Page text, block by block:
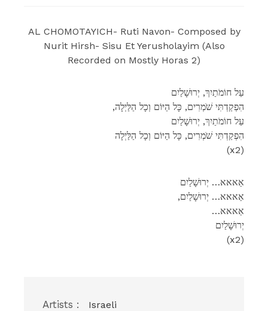
AL CHOMOTAYICH- Ruti Navon- Composed by
Nurit Hirsh- Sisu Et Yerusholayim (Also
Recorded on Mostly Horas 2)
עַל חוֹמֹתַיִךְ, יְרוּשָׁלַיִם
,הִפְקַדְתִּי שֹׁמְרִים, כָּל הַיּוֹם וְכָל הַלַּיְלָה
עַל חוֹמֹתַיִךְ, יְרוּשָׁלַיִם
הִפְקַדְתִּי שֹׁמְרִים, כָּל הַיּוֹם וְכָל הַלַּיְלָה
(x2)
אַאאא… יְרוּשָׁלַיִם
,אַאאא… יְרוּשָׁלַיִם
…אַאאא
יְרוּשָׁלַיִם
(x2)
Artists : Israeli